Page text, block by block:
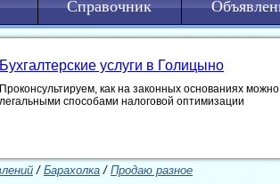
Справочник
Бухгалтерские услуги в Голицыно
Проконсультируем, как на законных основаниях
легальными способами налоговой оптимизации
/Барахолка/ Продаю разное